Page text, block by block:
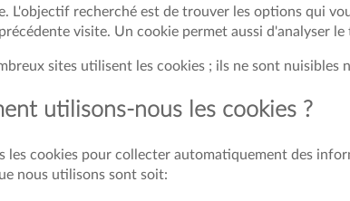
L'objectif recherché est de trouver les options qui
visite. Un cookie permet aussi d'analyser
sites utilisent les cookies ; ils ne sont nuisibles
utilisons-nous les cookies ?
les cookies pour collecter automatiquement des
nous utilisons sont soit: